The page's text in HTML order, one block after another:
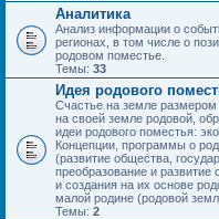
Аналитика
Анализ информации о
регионах, в том числе о
родовом поместье.
Темы: 33
Идея родового
Счастье на земле размером
на своей земле родовой,
идеи родового поместья:
Концепции, программы о
(развитие общества,
преобразование и
и создания на их основе
малой родине (родовой
Темы: 2